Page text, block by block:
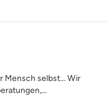
5 Sternen
Mensch selbst... Wir